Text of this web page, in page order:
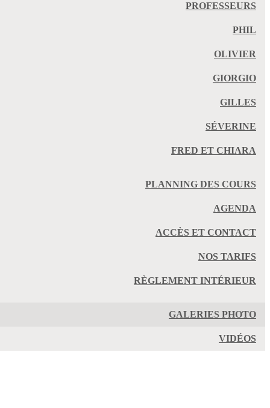
PROFESSEURS
PHIL
OLIVIER
GIORGIO
GILLES
SÉVERINE
FRED ET CHIARA
PLANNING DES COURS
AGENDA
ACCÈS ET CONTACT
NOS TARIFS
RÈGLEMENT INTÉRIEUR
GALERIES PHOTO
VIDÉOS